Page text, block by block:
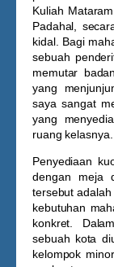
Kuliah Mataram
Padahal,
kidal. Bagi
sebuah
memutar
yang
saya sangat
yang
ruang kelasnya.
Penyediaan
dengan meja
tersebut
kebutuhan
konkret.
sebuah kota
kelompok